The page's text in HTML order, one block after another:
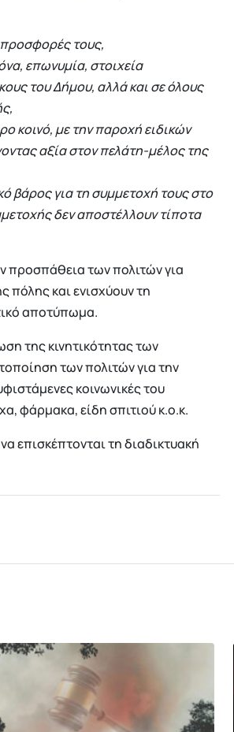
προσφορές τους,
επωνυμία, στοιχεία
του Δήμου, αλλά και σε όλους
κοινό, με την παροχή ειδικών
αξία στον πελάτη-μέλος της
βάρος για τη συμμετοχή τους στο
δεν αποστέλλουν τίποτα
προσπάθεια των πολιτών για
και ενισχύουν τη
αποτύπωμα.
της κινητικότητας των
των πολιτών για την
κοινωνικές του
φάρμακα, είδη σπιτιού κ.ο.κ.
επισκέπτονται τη διαδικτυακή